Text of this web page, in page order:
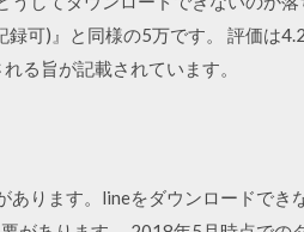
可)』と同様の5万です。 評価は
る旨が記載されています。
ります。lineをダウンロードでき